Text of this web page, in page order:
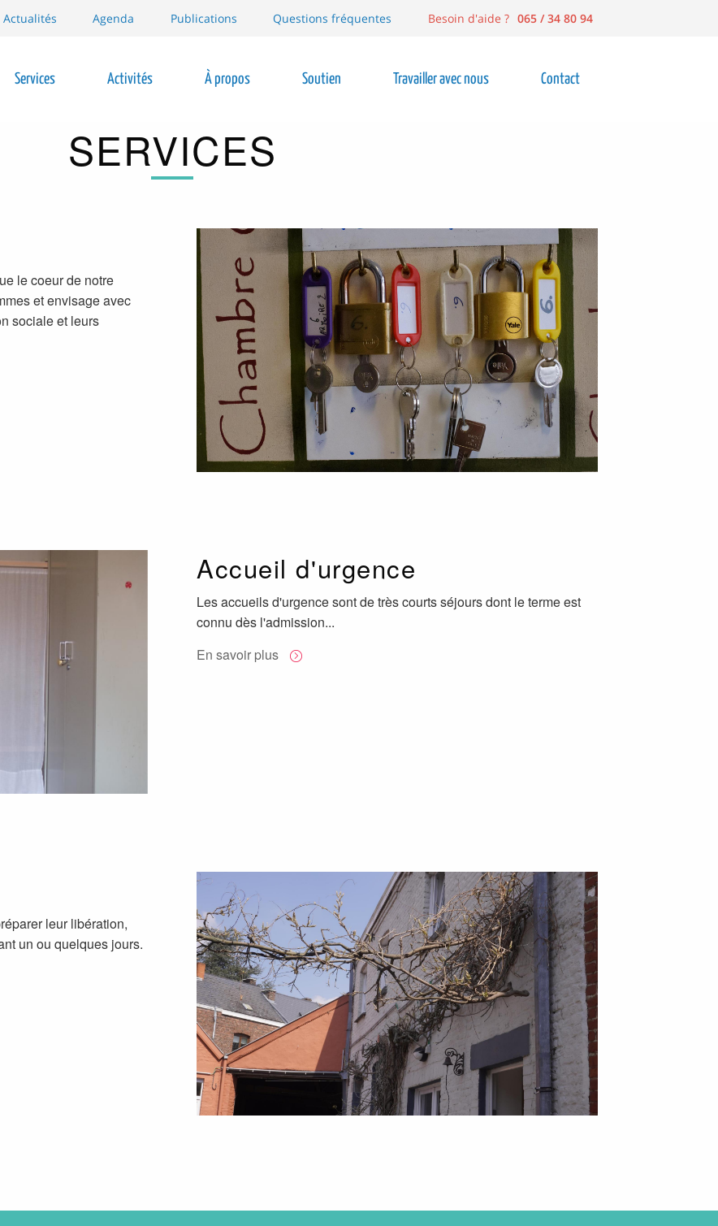
Actualités Agenda Publications Questions fréquentes Besoin d'aide ? 065 / 34 80 94
Services Activités À propos Soutien Travailler avec nous Contact
SERVICES
le coeur de notre
et envisage avec
sociale et leurs
Accueil d'urgence
Les accueils d'urgence sont de très courts séjours dont le terme est
connu dès l'admission...
En savoir plus
leur libération,
un ou quelques jours.